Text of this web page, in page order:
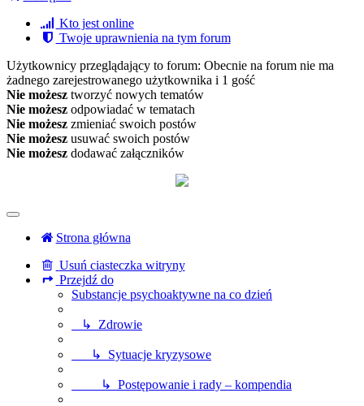
Kto jest online
Twoje uprawnienia na tym forum
Użytkownicy przeglądający to forum: Obecnie na forum nie ma
żadnego zarejestrowanego użytkownika i 1 gość
Nie możesz tworzyć nowych tematów
Nie możesz odpowiadać w tematach
Nie możesz zmieniać swoich postów
Nie możesz usuwać swoich postów
Nie możesz dodawać załączników
Strona główna
Usuń ciasteczka witryny
Przejdź do
Substancje psychoaktywne na co dzień
↳ Zdrowie
↳ Sytuacje kryzysowe
↳ Postępowanie i rady – kompendia